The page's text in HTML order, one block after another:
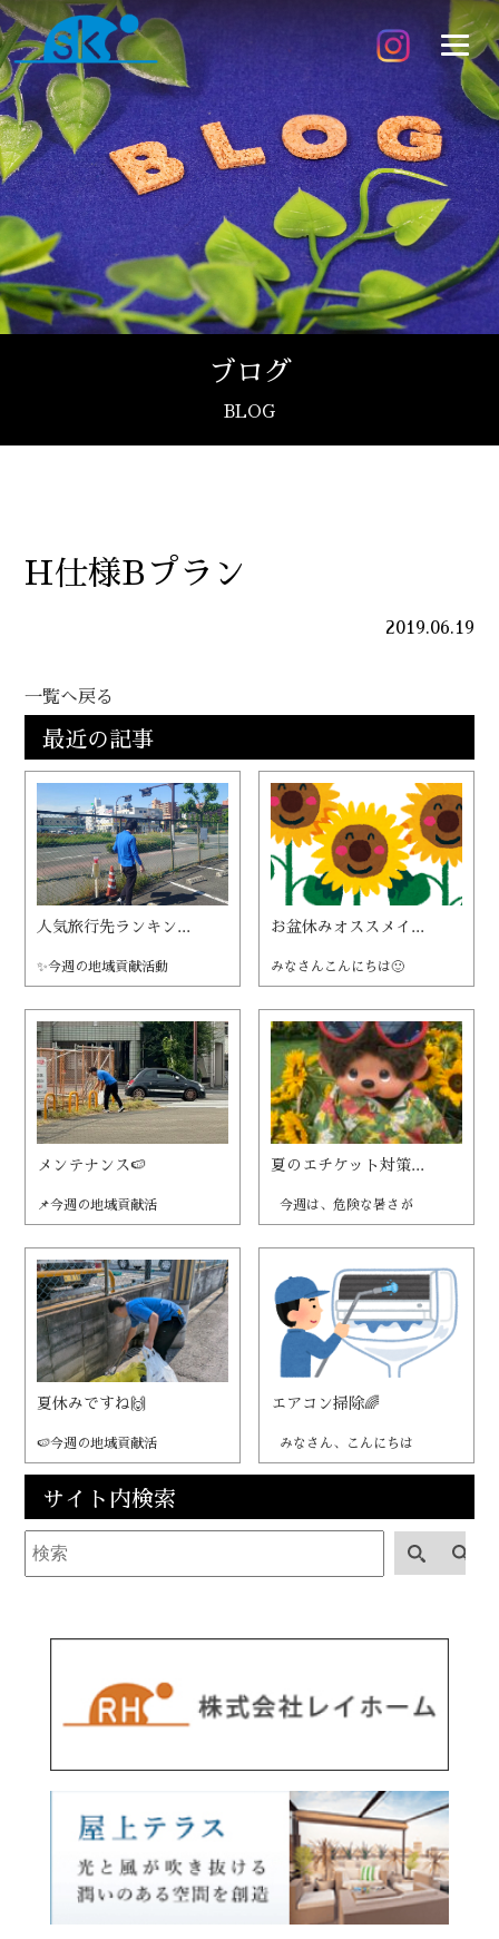
ブログ
BLOG
H仕様Bプラン
2019.06.19
一覧へ戻る
最近の記事
人気旅行先ランキン...
✨今週の地域貢献活動
お盆休みオススメイ...
みなさんこんにちは🙂
メンテナンス🍉
📌今週の地域貢献活
夏のエチケット対策...
今週は、危険な暑さが
夏休みですね🙌
🍉今週の地域貢献活
エアコン掃除🌈
みなさん、こんにちは
サイト内検索